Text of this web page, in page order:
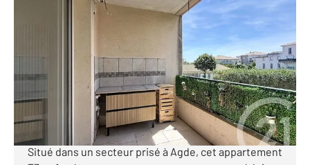
, 3 pièces
Appartement T3 à vendre
187 000 €
*** APPARTEMENT T3 RENOVE CLIMATISE + 2
PLACES DE PARKING - RESIDENCE AVEC PISCINE ***
Situé dans un secteur prisé à Agde, cet appartement